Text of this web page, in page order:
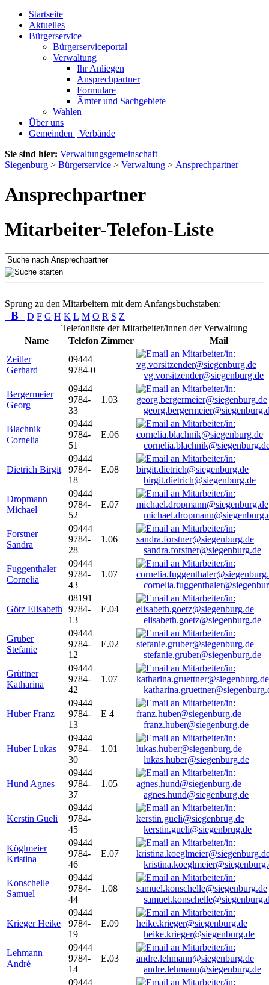
Startseite
Aktuelles
Bürgerservice
Bürgerserviceportal
Verwaltung
Ihr Anliegen
Ansprechpartner
Formulare
Ämter und Sachgebiete
Wahlen
Über uns
Gemeinden | Verbände
Sie sind hier: Verwaltungsgemeinschaft
Siegenburg > Bürgerservice > Verwaltung > Ansprechpartner
Ansprechpartner
Mitarbeiter-Telefon-Liste
Sprung zu den Mitarbeitern mit dem Anfangsbuchstaben:
B D F G H K L M O R S Z
Telefonliste der Mitarbeiter/innen der Verwaltung
Name
Telefon Zimmer
Mail
Zeitler
Gerhard
09444
9784-0
vg.vorsitzender@siegenburg.de
Bergermeier
Georg
09444
9784-
33
1.03
Blachnik
Cornelia
09444
9784-
51
E.06
Dietrich Birgit
09444
9784-
18
E.08
birgit.dietrich@siegenburg.de
Dropmann
Michael
09444
9784-
52
E.07
Forstner
Sandra
09444
9784-
28
1.06
sandra.forstner@siegenburg.de
Fuggenthaler
Cornelia
09444
9784-
43
1.07
Götz Elisabeth
08191
9784-
13
E.04
elisabeth.goetz@siegenburg.de
Gruber
Stefanie
09444
9784-
12
E.02
stefanie.gruber@siegenburg.de
Grüttner
Katharina
09444
9784-
42
1.07
Huber Franz
09444
9784-
13
E 4
franz.huber@siegenburg.de
Huber Lukas
09444
9784-
30
1.01
lukas.huber@siegenburg.de
Hund Agnes
09444
9784-
37
1.05
agnes.hund@siegenburg.de
Kerstin Gueli
09444
9784-
45
kerstin.gueli@siegenbrug.de
Köglmeier
Kristina
09444
9784-
46
E.07
Konschelle
Samuel
09444
9784-
44
1.08
Krieger Heike
09444
9784-
19
E.09
heike.krieger@siegenburg.de
Lehmann
André
09444
9784-
14
E.03
andre.lehmann@siegenburg.de
09444